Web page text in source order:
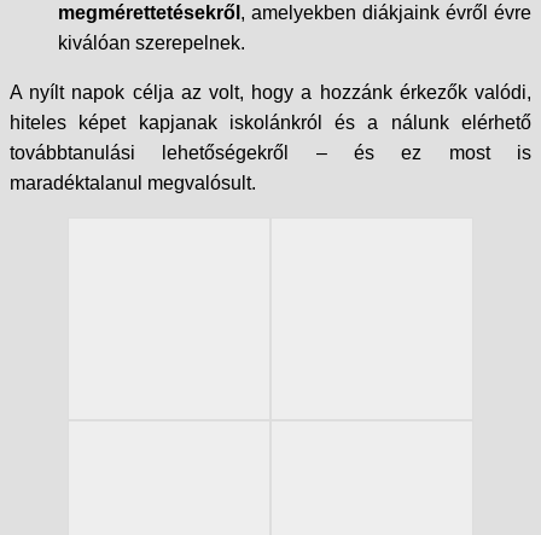
megmérettetésekről , amelyekben diákjaink évről évre
kiválóan szerepelnek.
A nyílt napok célja az volt, hogy a hozzánk érkezők valódi,
hiteles képet kapjanak iskolánkról és a nálunk elérhető
továbbtanulási lehetőségekről – és ez most is
maradéktalanul megvalósult.